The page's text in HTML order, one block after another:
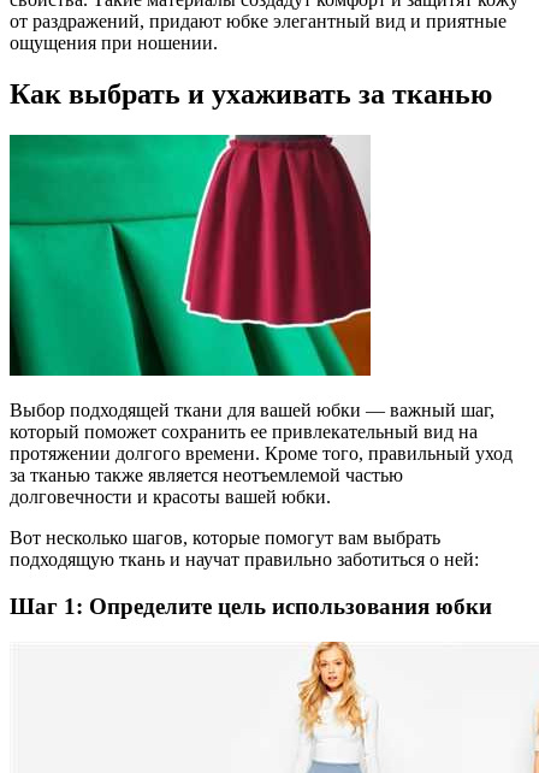
от раздражений, придают юбке элегантный вид и приятные
ощущения при ношении.
Как выбрать и ухаживать за тканью
Выбор подходящей ткани для вашей юбки — важный шаг,
который поможет сохранить ее привлекательный вид на
протяжении долгого времени. Кроме того, правильный уход
за тканью также является неотъемлемой частью
долговечности и красоты вашей юбки.
Вот несколько шагов, которые помогут вам выбрать
подходящую ткань и научат правильно заботиться о ней:
Шаг 1: Определите цель использования юбки